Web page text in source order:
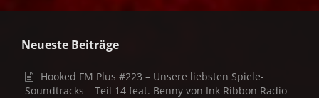
Neueste Beiträge
Hooked FM Plus #223 – Unsere liebsten Spiele-
Soundtracks – Teil 14 feat. Benny von Ink Ribbon Radio